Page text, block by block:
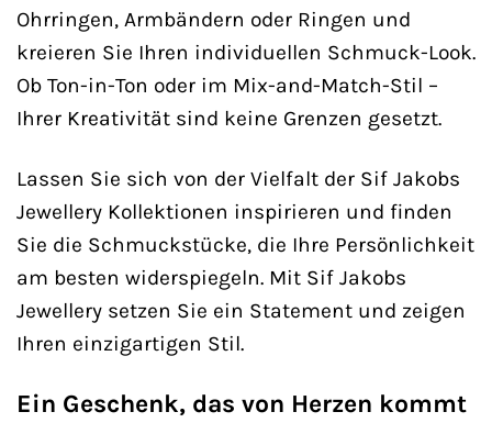
Ohrringen, Armbändern oder Ringen und
kreieren Sie Ihren individuellen Schmuck-Look.
Ob Ton-in-Ton oder im Mix-and-Match-Stil –
Ihrer Kreativität sind keine Grenzen gesetzt.
Lassen Sie sich von der Vielfalt der Sif Jakobs
Jewellery Kollektionen inspirieren und finden
Sie die Schmuckstücke, die Ihre Persönlichkeit
am besten widerspiegeln. Mit Sif Jakobs
Jewellery setzen Sie ein Statement und zeigen
Ihren einzigartigen Stil.
Ein Geschenk, das von Herzen kommt